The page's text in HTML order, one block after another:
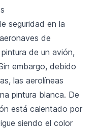
seguridad en la
de
de un avión,
embargo, debido
las aerolíneas
pintura blanca. De
está calentado por
siendo el color